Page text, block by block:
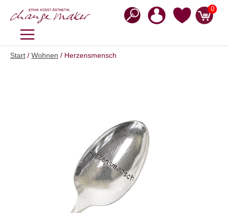
Inhalt
0
MENÜ
Start / Wohnen / Herzensmensch